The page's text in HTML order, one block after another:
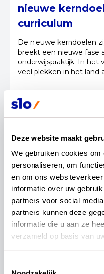
Deze website maakt
We gebruiken cookies
personaliseren, om
en om ons
informatie over uw
partners voor social
partners kunnen deze
informatie die u aan ze
verzameld op basis van
nieuwe
curriculum
De nieuwe kerndoelen
breekt een nieuwe fase
onderwijspraktijk. In het
veel plekken in het land
Lees verder...
04 maart 2026
Redactie
Wat is een
In deze serie krijg je
vragen van leraren,
de actualisatie van de
een kerndoel (niet)?
Lees verder...
12 februari 2026